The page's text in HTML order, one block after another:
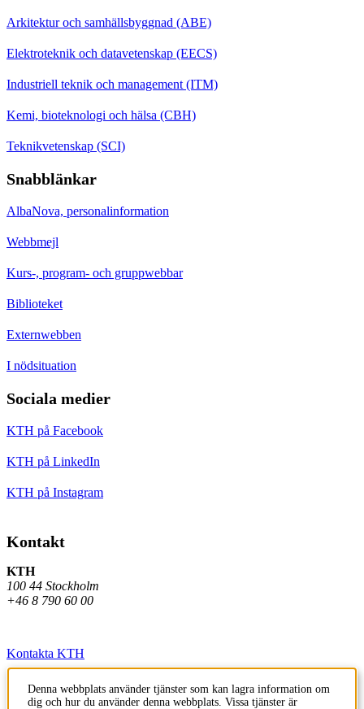
Arkitektur och samhällsbyggnad (ABE)
Elektroteknik och datavetenskap (EECS)
Industriell teknik och management (ITM)
Kemi, bioteknologi och hälsa (CBH)
Teknikvetenskap (SCI)
Snabblänkar
AlbaNova, personalinformation
Webbmejl
Kurs-, program- och gruppwebbar
Biblioteket
Externwebben
I nödsituation
Sociala medier
KTH på Facebook
KTH på LinkedIn
KTH på Instagram
Kontakt
KTH
100 44 Stockholm
+46 8 790 60 00
Kontakta KTH
Jobba på KTH
Denna webbplats använder tjänster som kan lagra information om
dig och hur du använder denna webbplats. Vissa tjänster är